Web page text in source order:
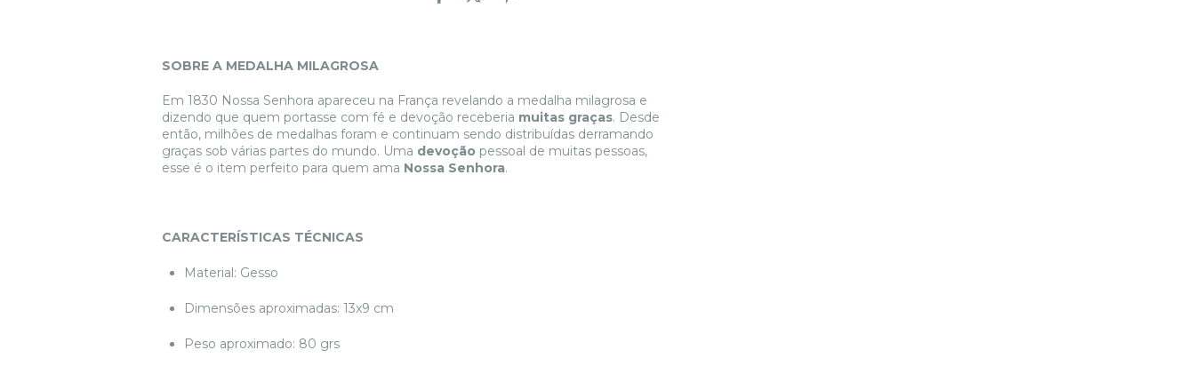
SOBRE A MEDALHA MILAGROSA
Em 1830 Nossa Senhora apareceu na França revelando a medalha milagrosa e
dizendo que quem portasse com fé e devoção receberia muitas graças. Desde
então, milhões de medalhas foram e continuam sendo distribuídas derramando
graças sob várias partes do mundo. Uma devoção pessoal de muitas pessoas,
esse é o item perfeito para quem ama Nossa Senhora.
CARACTERÍSTICAS TÉCNICAS
Material: Gesso
Dimensões aproximadas: 13x9 cm
Peso aproximado: 80 grs